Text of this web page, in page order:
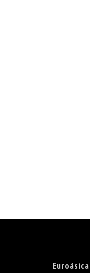
Euroásica